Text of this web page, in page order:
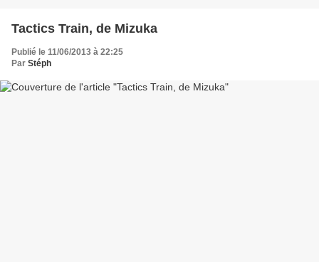
Tactics Train, de Mizuka
Publié le 11/06/2013 à 22:25
Par Stéph